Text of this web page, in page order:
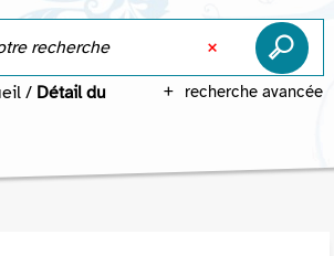
recherche avancée
/ Détail du